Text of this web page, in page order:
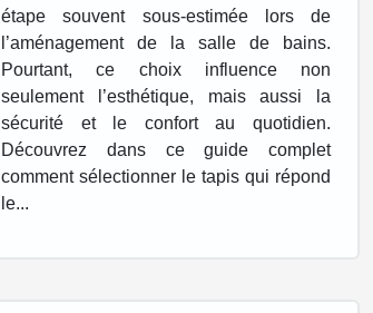
étape souvent sous-estimée lors de
l’aménagement de la salle de bains.
Pourtant, ce choix influence non
seulement l’esthétique, mais aussi la
sécurité et le confort au quotidien.
Découvrez dans ce guide complet
comment sélectionner le tapis qui répond
le...